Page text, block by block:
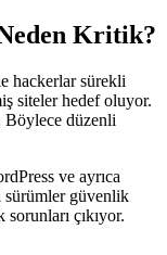
Kritik?
hackerlar sürekli
siteler hedef oluyor.
Böylece düzenli
ve ayrıca
sürümler güvenlik
çıkıyor.